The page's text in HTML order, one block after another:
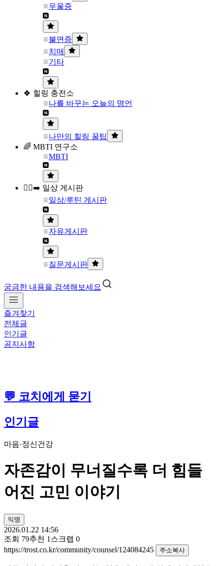
우울증
불면증
치매
기타
🍀 힐링 충전소
나를 바꾸는 오늘의 명언
나만의 힐링 꿀팁
🌈 MBTI 연구소
MBTI
🏃‍♀️‍➡️ 일상 게시판
일상/루틴 게시판
자유게시판
질문게시판
궁금한 내용을 검색해보세요
즐겨찾기
전체글
인기글
공지사항
💬 코치에게 묻기
인기글
마음·정신건강
자존감이 무너질수록 더 힘들
어진 고민 이야기
익명
2026.01.22 14:56
조회 79추천 1 스크랩 0
https://trost.co.kr/community/counsel/124084245
주소복사